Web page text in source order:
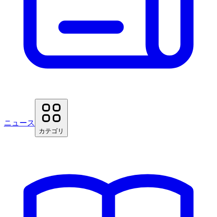
ニュース
カテゴリ